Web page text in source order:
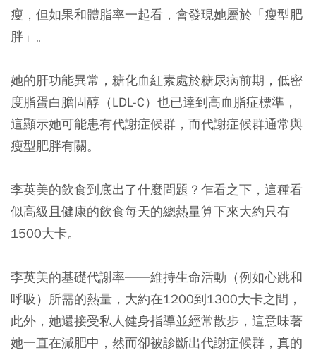
瘦，但如果和體脂率一起看，會發現她屬於「瘦型肥
胖」。
她的肝功能異常，糖化血紅素處於糖尿病前期，低密
度脂蛋白膽固醇（LDL-C）也已達到高血脂症標準，
這顯示她可能患有代謝症候群，而代謝症候群通常與
瘦型肥胖有關。
李英美的飲食到底出了什麼問題？乍看之下，這種看
似高級且健康的飲食每天的總熱量算下來大約只有
1500大卡。
李英美的基礎代謝率——維持生命活動（例如心跳和
呼吸）所需的熱量，大約在1200到1300大卡之間，
此外，她還接受私人健身指導並經常散步，這意味著
她一直在減肥中，然而卻被診斷出代謝症候群，真的